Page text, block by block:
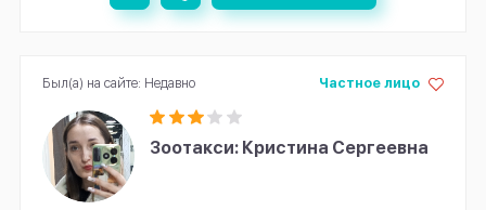
Зоотакси: Кристина Сергеевна
Частное лицо
Был(а) на сайте: Недавно